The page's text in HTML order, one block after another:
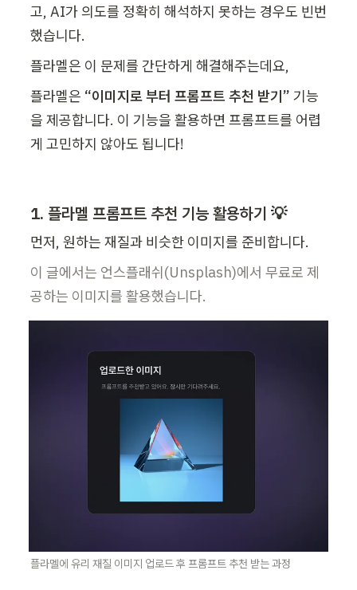
고, AI가 의도를 정확히 해석하지 못하는 경우도 빈번
했습니다.
플라멜은 이 문제를 간단하게 해결해주는데요,
플라멜은 “이미지로 부터 프롬프트 추천 받기” 기능
을 제공합니다. 이 기능을 활용하면 프롬프트를 어렵
게 고민하지 않아도 됩니다!
1. 플라멜 프롬프트 추천 기능 활용하기 💡
먼저, 원하는 재질과 비슷한 이미지를 준비합니다.
이 글에서는 언스플래쉬(Unsplash)에서 무료로 제
공하는 이미지를 활용했습니다.
플라멜에 유리 재질 이미지 업로드 후 프롬프트 추천 받는 과정